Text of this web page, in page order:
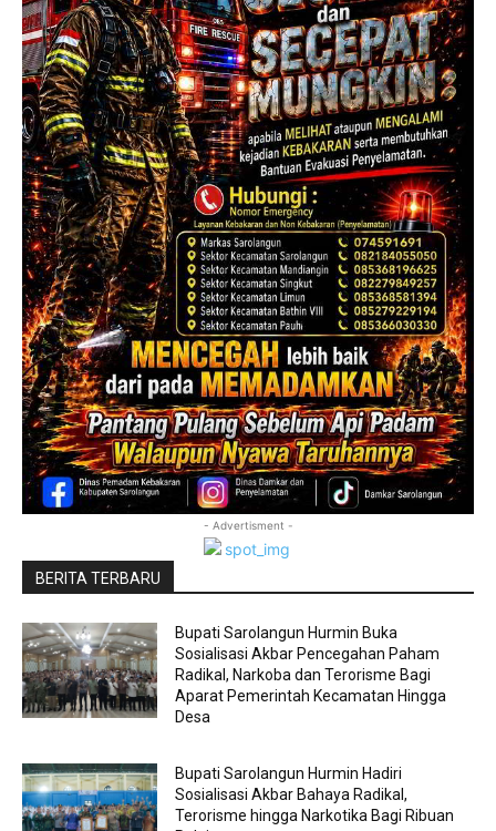
- Advertisment -
BERITA TERBARU
Bupati Sarolangun Hurmin Buka
Sosialisasi Akbar Pencegahan Paham
Radikal, Narkoba dan Terorisme Bagi
Aparat Pemerintah Kecamatan Hingga
Desa
Bupati Sarolangun Hurmin Hadiri
Sosialisasi Akbar Bahaya Radikal,
Terorisme hingga Narkotika Bagi Ribuan